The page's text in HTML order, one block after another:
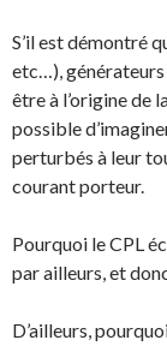
S’il est démontré
etc…),
être à l’origine de
possible
perturbés à leur
courant porteur.
Pourquoi le CPL
par ailleurs, et
D’ailleurs,